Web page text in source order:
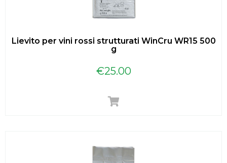
Lievito per vini rossi strutturati WinCru WR15 500
g
€25.00